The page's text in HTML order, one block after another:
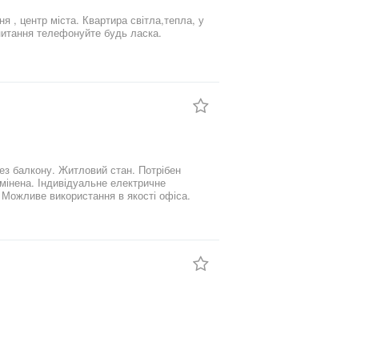
що на фото. Будуть питання телефонуйте будь ласка.
використання в якості офіса.